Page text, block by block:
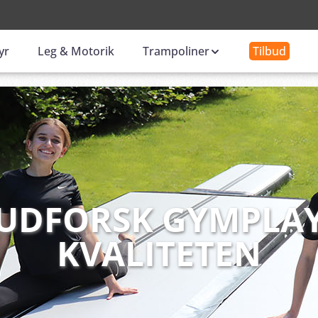
Leg & Motorik Trampoliner Tilbud
KVALITETEN